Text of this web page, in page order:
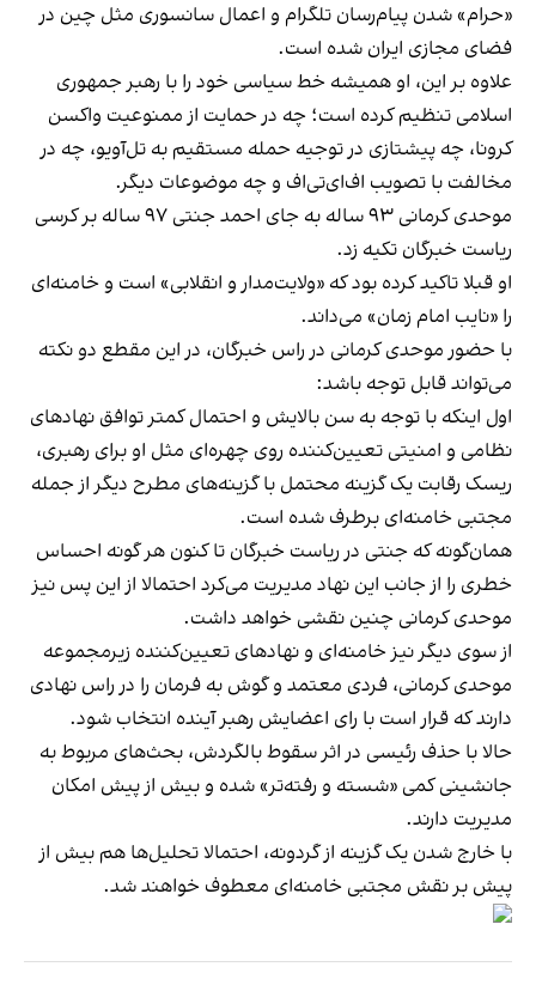
«حرام» شدن پیام‌رسان تلگرام و اعمال سانسوری مثل چین در
فضای مجازی ایران شده است.
علاوه بر این، او همیشه خط سیاسی خود را با رهبر جمهوری
اسلامی تنظیم کرده است؛ چه در حمایت از ممنوعیت واکسن
کرونا، چه پیشتازی در توجیه حمله مستقیم به تل‌آویو، چه در
مخالفت با تصویب اف‌ای‌تی‌اف و چه موضوعات دیگر.
موحدی کرمانی ۹۳ ساله به جای احمد جنتی ۹۷ ساله بر کرسی
ریاست خبرگان تکیه زد.
او قبلا تاکید کرده بود که «ولایت‌مدار و انقلابی» است و خامنه‌ای
را «نایب امام زمان» می‌داند.
با حضور موحدی کرمانی در راس خبرگان، در این مقطع دو نکته
می‌تواند قابل توجه باشد:
اول اینکه با توجه به سن بالایش و احتمال کمتر توافق نهادهای
نظامی و امنیتی تعیین‌کننده روی چهره‌ای مثل او برای رهبری،
ریسک رقابت یک گزینه محتمل با گزینه‌های مطرح دیگر از جمله
مجتبی خامنه‌ای برطرف شده است.
همان‌گونه که جنتی در ریاست خبرگان تا کنون هر گونه احساس
خطری را از جانب این نهاد مدیریت می‌کرد احتمالا از این پس نیز
موحدی کرمانی چنین نقشی خواهد داشت.
از سوی دیگر نیز خامنه‌ای و نهادهای تعیین‌کننده زیرمجموعه
موحدی کرمانی، فردی معتمد و گوش به فرمان را در راس نهادی
دارند که قرار است با رای اعضایش رهبر آینده انتخاب شود.
حالا با حذف رئیسی در اثر سقوط بالگردش، بحث‌های مربوط به
جانشینی کمی «شسته و رفته‌تر» شده و بیش از پیش امکان
مدیریت دارند.
با خارج شدن یک گزینه از گردونه، احتمالا تحلیل‌ها هم بیش از
پیش بر نقش مجتبی خامنه‌ای معطوف خواهند شد.